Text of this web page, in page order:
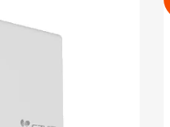
Unité centarle
Serveur